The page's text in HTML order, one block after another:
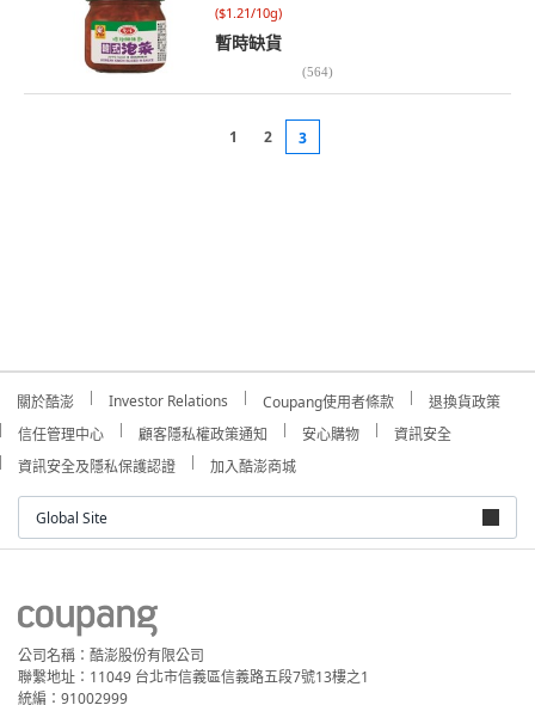
($1.21/10g)
暫時缺貨
(564)
1 2 3
關於酷澎 Investor Relations Coupang使用者條款
退換貨政策
信任管理中心
顧客隱私權政策通知 安心購物
資訊安全
資訊安全及隱私保護認證
加入酷澎商城
Global Site
公司名稱：酷澎股份有限公司
聯繫地址：11049 台北市信義區信義路五段7號13樓之1
統編：91002999